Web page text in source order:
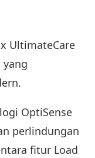
UltimateCare
OptiSense
perlindungan
fitur Load